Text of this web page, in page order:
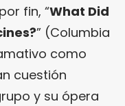
fin, “What Did
” (Columbia
como
cuestión
y su ópera